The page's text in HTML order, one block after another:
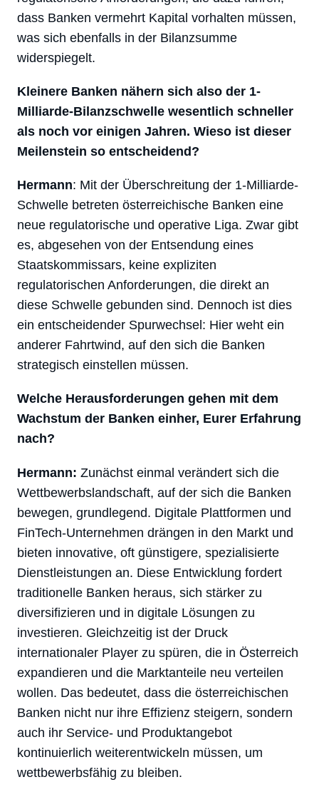
dass Banken vermehrt Kapital vorhalten müssen,
was sich ebenfalls in der Bilanzsumme
widerspiegelt.
Kleinere Banken nähern sich also der 1-
Milliarde-Bilanzschwelle wesentlich schneller
als noch vor einigen Jahren. Wieso ist dieser
Meilenstein so entscheidend?
Hermann: Mit der Überschreitung der 1-Milliarde-
Schwelle betreten österreichische Banken eine
neue regulatorische und operative Liga. Zwar gibt
es, abgesehen von der Entsendung eines
Staatskommissars, keine expliziten
regulatorischen Anforderungen, die direkt an
diese Schwelle gebunden sind. Dennoch ist dies
ein entscheidender Spurwechsel: Hier weht ein
anderer Fahrtwind, auf den sich die Banken
strategisch einstellen müssen.
Welche Herausforderungen gehen mit dem
Wachstum der Banken einher, Eurer Erfahrung
nach?
Hermann: Zunächst einmal verändert sich die
Wettbewerbslandschaft, auf der sich die Banken
bewegen, grundlegend. Digitale Plattformen und
FinTech-Unternehmen drängen in den Markt und
bieten innovative, oft günstigere, spezialisierte
Dienstleistungen an. Diese Entwicklung fordert
traditionelle Banken heraus, sich stärker zu
diversifizieren und in digitale Lösungen zu
investieren. Gleichzeitig ist der Druck
internationaler Player zu spüren, die in Österreich
expandieren und die Marktanteile neu verteilen
wollen. Das bedeutet, dass die österreichischen
Banken nicht nur ihre Effizienz steigern, sondern
auch ihr Service- und Produktangebot
kontinuierlich weiterentwickeln müssen, um
wettbewerbsfähig zu bleiben.